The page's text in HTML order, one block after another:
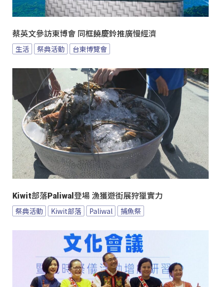
蔡英文參訪東博會 同框饒慶鈴推廣慢經濟
生活 祭典活動 台東博覽會
Kiwit部落Paliwal登場 漁獲遊街展狩獵實力
祭典活動 Kiwit部落 Paliwal 捕魚祭